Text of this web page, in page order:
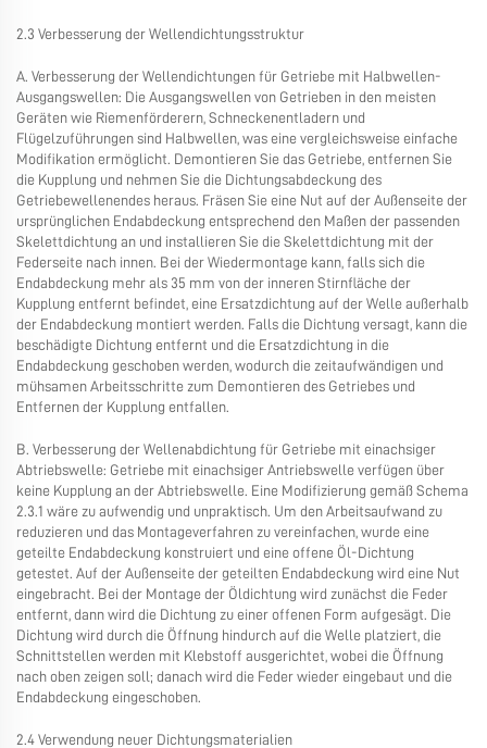
2.3 Verbesserung der Wellendichtungsstruktur
A. Verbesserung der Wellendichtungen für Getriebe mit Halbwellen-
Ausgangswellen: Die Ausgangswellen von Getrieben in den meisten
Geräten wie Riemenförderern, Schneckenentladern und
Flügelzuführungen sind Halbwellen, was eine vergleichsweise einfache
Modifikation ermöglicht. Demontieren Sie das Getriebe, entfernen Sie
die Kupplung und nehmen Sie die Dichtungsabdeckung des
Getriebewellenendes heraus. Fräsen Sie eine Nut auf der Außenseite der
ursprünglichen Endabdeckung entsprechend den Maßen der passenden
Skelettdichtung an und installieren Sie die Skelettdichtung mit der
Federseite nach innen. Bei der Wiedermontage kann, falls sich die
Endabdeckung mehr als 35 mm von der inneren Stirnfläche der
Kupplung entfernt befindet, eine Ersatzdichtung auf der Welle außerhalb
der Endabdeckung montiert werden. Falls die Dichtung versagt, kann die
beschädigte Dichtung entfernt und die Ersatzdichtung in die
Endabdeckung geschoben werden, wodurch die zeitaufwändigen und
mühsamen Arbeitsschritte zum Demontieren des Getriebes und
Entfernen der Kupplung entfallen.
B. Verbesserung der Wellenabdichtung für Getriebe mit einachsiger
Abtriebswelle: Getriebe mit einachsiger Antriebswelle verfügen über
keine Kupplung an der Abtriebswelle. Eine Modifizierung gemäß Schema
2.3.1 wäre zu aufwendig und unpraktisch. Um den Arbeitsaufwand zu
reduzieren und das Montageverfahren zu vereinfachen, wurde eine
geteilte Endabdeckung konstruiert und eine offene Öl-Dichtung
getestet. Auf der Außenseite der geteilten Endabdeckung wird eine Nut
eingebracht. Bei der Montage der Öldichtung wird zunächst die Feder
entfernt, dann wird die Dichtung zu einer offenen Form aufgesägt. Die
Dichtung wird durch die Öffnung hindurch auf die Welle platziert, die
Schnittstellen werden mit Klebstoff ausgerichtet, wobei die Öffnung
nach oben zeigen soll; danach wird die Feder wieder eingebaut und die
Endabdeckung eingeschoben.
2.4 Verwendung neuer Dichtungsmaterialien